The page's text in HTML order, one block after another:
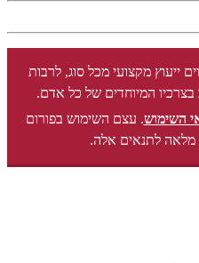
ייעוץ מקצועי מכל סוג, לרבות
המיוחדים של כל אדם.
השימוש. עצם השימוש בפורום
מלאה לתנאים אלה.